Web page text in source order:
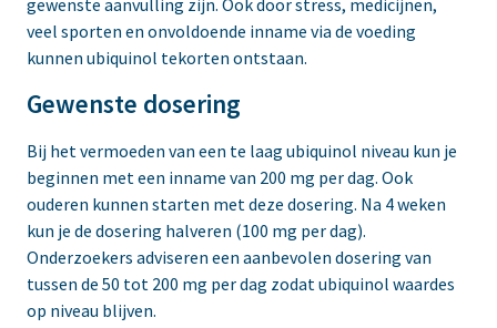
gewenste aanvulling zijn. Ook door stress, medicijnen,
veel sporten en onvoldoende inname via de voeding
kunnen ubiquinol tekorten ontstaan.
Gewenste dosering
Bij het vermoeden van een te laag ubiquinol niveau kun je
beginnen met een inname van 200 mg per dag. Ook
ouderen kunnen starten met deze dosering. Na 4 weken
kun je de dosering halveren (100 mg per dag).
Onderzoekers adviseren een aanbevolen dosering van
tussen de 50 tot 200 mg per dag zodat ubiquinol waardes
op niveau blijven.